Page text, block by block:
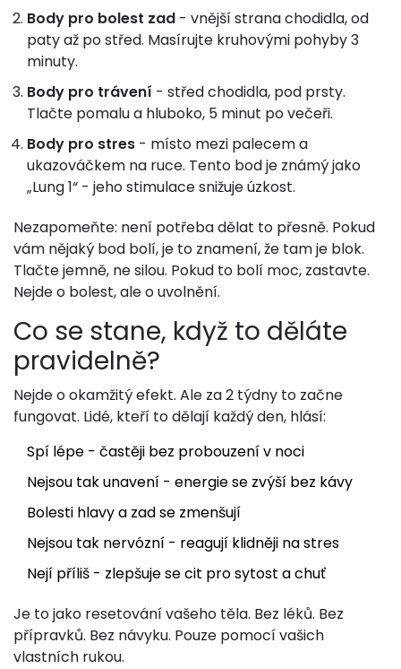
Body pro bolest zad - vnější strana chodidla, od
paty až po střed. Masírujte kruhovými pohyby 3
minuty.
Body pro trávení - střed chodidla, pod prsty.
Tlačte pomalu a hluboko, 5 minut po večeři.
Body pro stres - místo mezi palecem a
ukazováčkem na ruce. Tento bod je známý jako
„Lung 1“ - jeho stimulace snižuje úzkost.
Nezapomeňte: není potřeba dělat to přesně. Pokud
vám nějaký bod bolí, je to znamení, že tam je blok.
Tlačte jemně, ne silou. Pokud to bolí moc, zastavte.
Nejde o bolest, ale o uvolnění.
Co se stane, když to děláte
pravidelně?
Nejde o okamžitý efekt. Ale za 2 týdny to začne
fungovat. Lidé, kteří to dělají každý den, hlásí:
Spí lépe - častěji bez probouzení v noci
Nejsou tak unavení - energie se zvýší bez kávy
Bolesti hlavy a zad se zmenšují
Nejsou tak nervózní - reagují klidněji na stres
Nejí příliš - zlepšuje se cit pro sytost a chuť
Je to jako resetování vašeho těla. Bez léků. Bez
přípravků. Bez návyku. Pouze pomocí vašich
vlastních rukou.